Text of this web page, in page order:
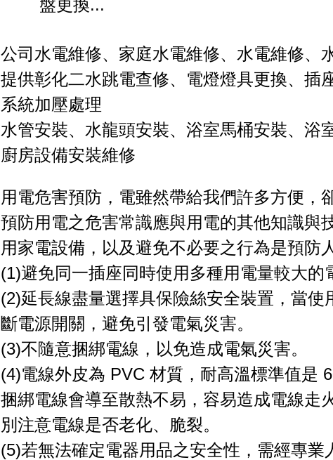
盤更換...
公司水電維修、家庭水電維修、水電維修、
提供彰化二水跳電查修、電燈燈具更換、插
系統加壓處理
水管安裝、水龍頭安裝、浴室馬桶安裝、浴
廚房設備安裝維修
用電危害預防，電雖然帶給我們許多方便，
預防用電之危害常識應與用電的其他知識與
用家電設備，以及避免不必要之行為是預防
(1)避免同一插座同時使用多種用電量較大的
(2)延長線盡量選擇具保險絲安全裝置，當使
斷電源開關，避免引發電氣災害。
(3)不隨意捆綁電線，以免造成電氣災害。
(4)電線外皮為 PVC 材質，耐高溫標準值是
捆綁電線會導至散熱不易，容易造成電線走
別注意電線是否老化、脆裂。
(5)若無法確定電器用品之安全性，需經專業